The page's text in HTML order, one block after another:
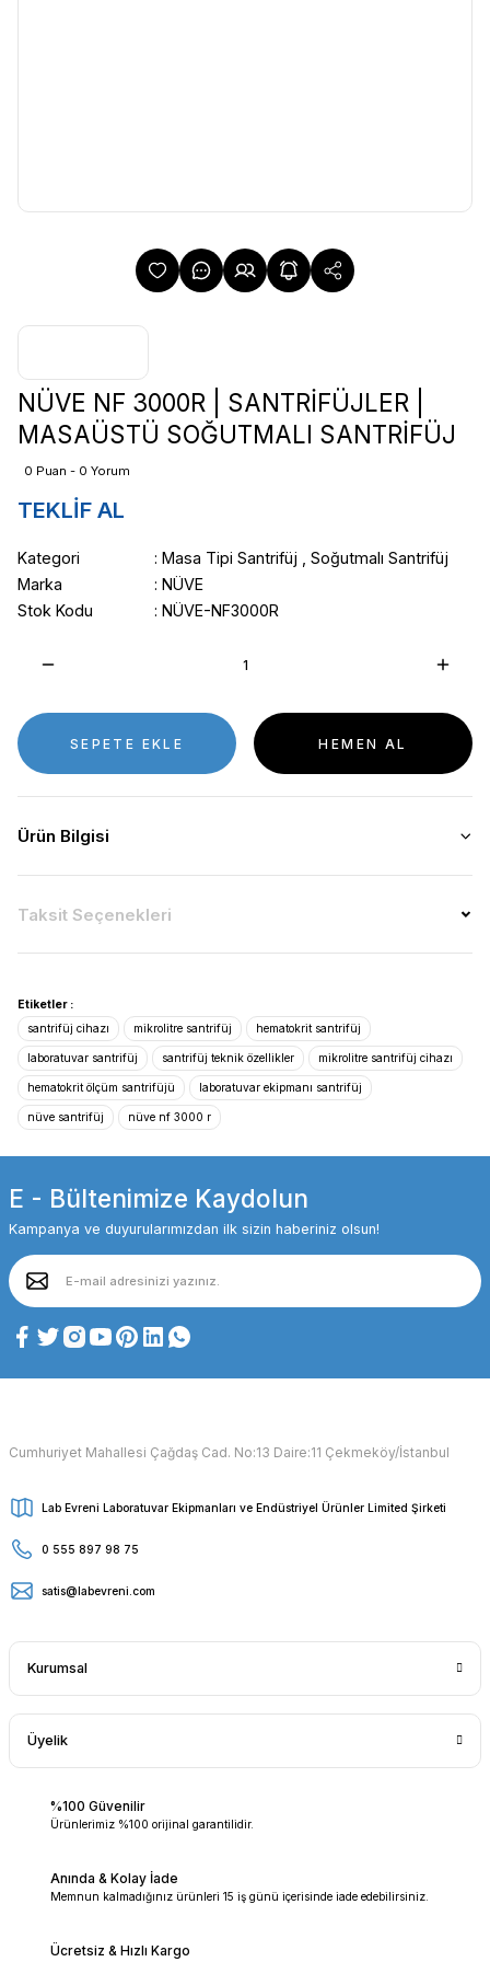
NÜVE NF 3000R | SANTRİFÜJLER |
MASAÜSTÜ SOĞUTMALI SANTRİFÜJ
0 Puan - 0 Yorum
TEKLİF AL
Kategori Masa Tipi Santrifüj
Soğutmalı Santrifüj
Marka
NÜVE
Stok Kodu
NÜVE-NF3000R
SEPETE EKLE HEMEN AL
Ürün Bilgisi
Taksit Seçenekleri
Etiketler :
santrifüj cihazı
mikrolitre santrifüj hematokrit santrifüj
laboratuvar santrifüj santrifüj teknik özellikler mikrolitre santrifüj cihazı
hematokrit ölçüm santrifüjü laboratuvar ekipmanı santrifüj
nüve santrifüj nüve nf 3000 r
E - Bültenimize Kaydolun
Kampanya ve duyurularımızdan ilk sizin haberiniz olsun!
Cumhuriyet Mahallesi Çağdaş Cad. No:13 Daire:11 Çekmeköy/İstanbul
Lab Evreni Laboratuvar Ekipmanları ve Endüstriyel Ürünler Limited Şirketi
0 555 897 98 75
satis@labevreni.com
Kurumsal
Üyelik
%100 Güvenilir
Ürünlerimiz %100 orijinal garantilidir.
Anında & Kolay İade
Memnun kalmadığınız ürünleri 15 iş günü içerisinde iade edebilirsiniz.
Ücretsiz & Hızlı Kargo